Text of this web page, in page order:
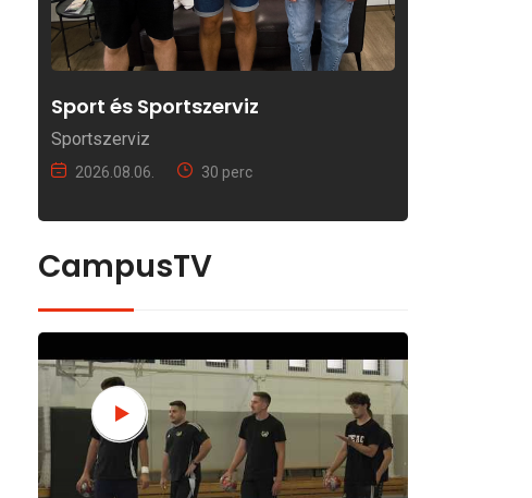
Sport és Sportszerviz
Sportszerviz
2026.08.06. 30 perc
CampusTV